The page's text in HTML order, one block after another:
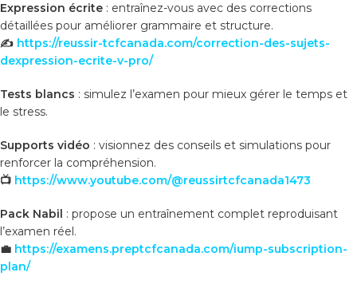
Expression écrite : entraînez-vous avec des corrections
détaillées pour améliorer grammaire et structure.
✍️ https://reussir-tcfcanada.com/correction-des-sujets-
dexpression-ecrite-v-pro/
Tests blancs : simulez l’examen pour mieux gérer le temps et
le stress.
Supports vidéo : visionnez des conseils et simulations pour
renforcer la compréhension.
📺 https://www.youtube.com/@reussirtcfcanada1473
Pack Nabil : propose un entraînement complet reproduisant
l’examen réel.
💼 https://examens.preptcfcanada.com/iump-subscription-
plan/